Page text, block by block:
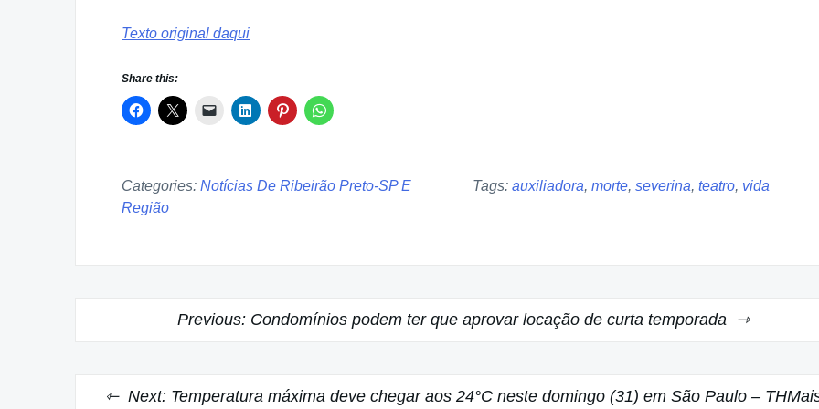
Texto original daqui
Share this:
Categories: Notícias De Ribeirão Preto-SP E
Região
Tags: auxiliadora, morte, severina, teatro, vida
Previous: Condomínios podem ter que aprovar locação de curta temporada
Next: Temperatura máxima deve chegar aos 24°C neste domingo (31) em São Paulo –